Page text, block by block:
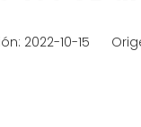
2022-10-15